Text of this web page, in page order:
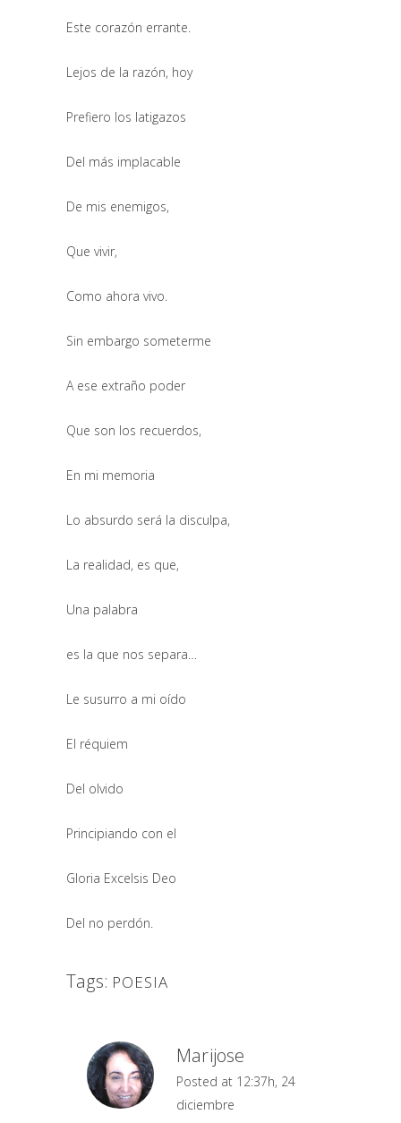
Este corazón errante.
Lejos de la razón, hoy
Prefiero los latigazos
Del más implacable
De mis enemigos,
Que vivir,
Como ahora vivo.
Sin embargo someterme
A ese extraño poder
Que son los recuerdos,
En mi memoria
Lo absurdo será la disculpa,
La realidad, es que,
Una palabra
es la que nos separa…
Le susurro a mi oído
El réquiem
Del olvido
Principiando con el
Gloria Excelsis Deo
Del no perdón.
Tags: POESIA
Marijose
Posted at 12:37h, 24
diciembre